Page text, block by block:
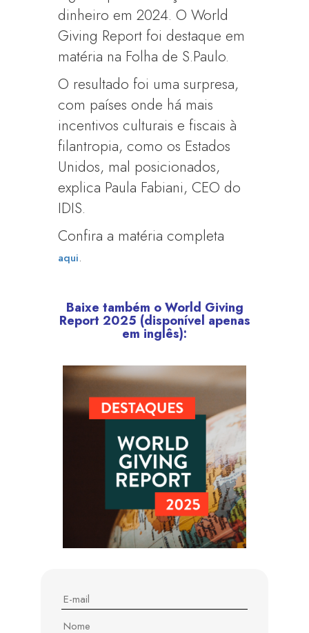
dinheiro em 2024. O World
Giving Report foi destaque em
matéria na Folha de S.Paulo.
O resultado foi uma surpresa,
com países onde há mais
incentivos culturais e fiscais à
filantropia, como os Estados
Unidos, mal posicionados,
explica Paula Fabiani, CEO do
IDIS.
Confira a matéria completa
aqui.
Baixe também o World Giving
Report 2025 (disponível apenas
em inglês):